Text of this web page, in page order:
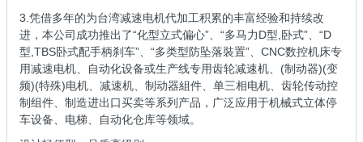
3.凭借多年的为台湾减速电机代加工积累的丰富经验和持续改
进，本公司成功推出了“化型立式偏心”、“多马力D型,卧式”、“D
型,TBS卧式配手柄刹车”、“多类型防坠落裝置”、CNC数控机床专
用减速电机、自动化设备或生产线专用齿轮减速机、(制动器)(变
频)(特殊)电机、减速机、制动器組件、单三相电机、齿轮传动控
制组件、制造进出口买卖等系列产品，广泛应用于机械式立体停
车设备、电梯、自动化仓库等领域。